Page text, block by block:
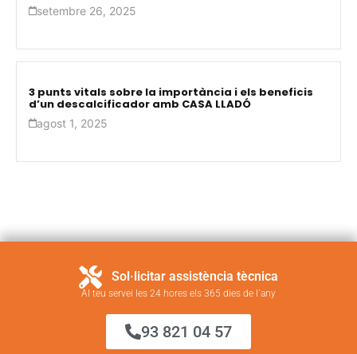
setembre 26, 2025
3 punts vitals sobre la importància i els beneficis
d’un descalcificador amb CASA LLADÓ
agost 1, 2025
Sol·licitar assistència tècnica
Al teu servei les 24 hores els 365 dies de l´any
93 821 04 57